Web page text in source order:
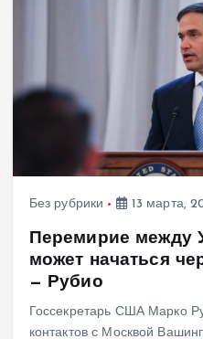
Без рубрики 13 марта,
Перемирие между
может начаться
— Рубио
Госсекретарь США Марко
контактов с Москвой